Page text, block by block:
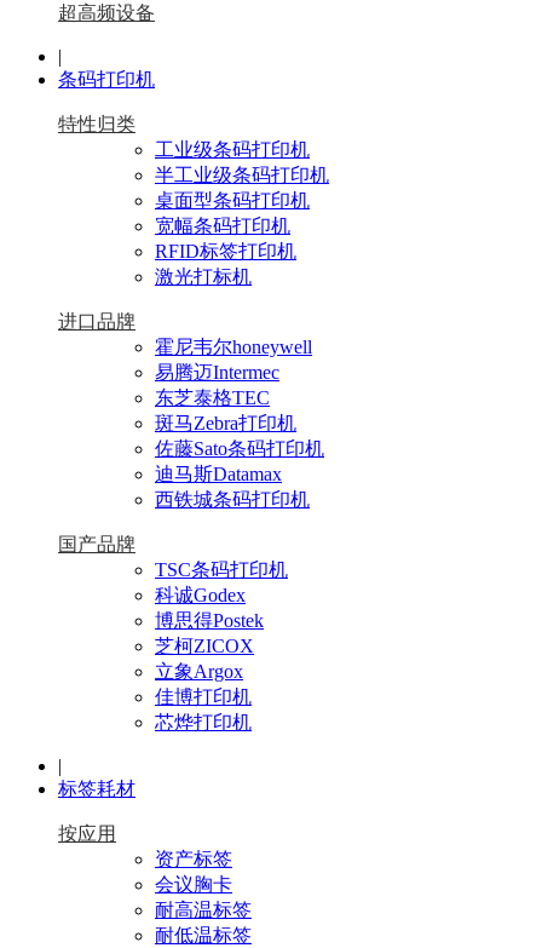
超高频设备
|
条码打印机
特性归类
工业级条码打印机
半工业级条码打印机
桌面型条码打印机
宽幅条码打印机
RFID标签打印机
激光打标机
进口品牌
霍尼韦尔honeywell
易腾迈Intermec
东芝泰格TEC
斑马Zebra打印机
佐藤Sato条码打印机
迪马斯Datamax
西铁城条码打印机
国产品牌
TSC条码打印机
科诚Godex
博思得Postek
芝柯ZICOX
立象Argox
佳博打印机
芯烨打印机
|
标签耗材
按应用
资产标签
会议胸卡
耐高温标签
耐低温标签